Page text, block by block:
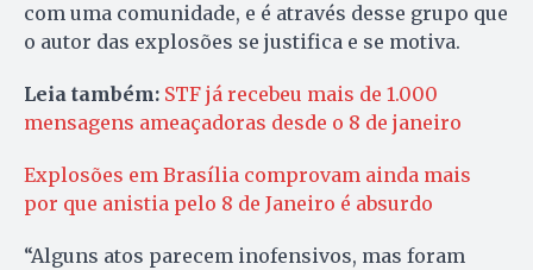
com uma comunidade, e é através desse grupo que
o autor das explosões se justifica e se motiva.
Leia também: STF já recebeu mais de 1.000
mensagens ameaçadoras desde o 8 de janeiro
Explosões em Brasília comprovam ainda mais
por que anistia pelo 8 de Janeiro é absurdo
“Alguns atos parecem inofensivos, mas foram